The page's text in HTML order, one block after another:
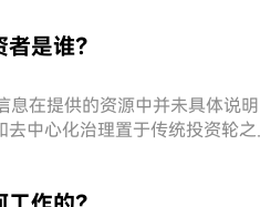
是谁？
息在提供的资源中并未具体说
中心化治理置于传统投资轮之